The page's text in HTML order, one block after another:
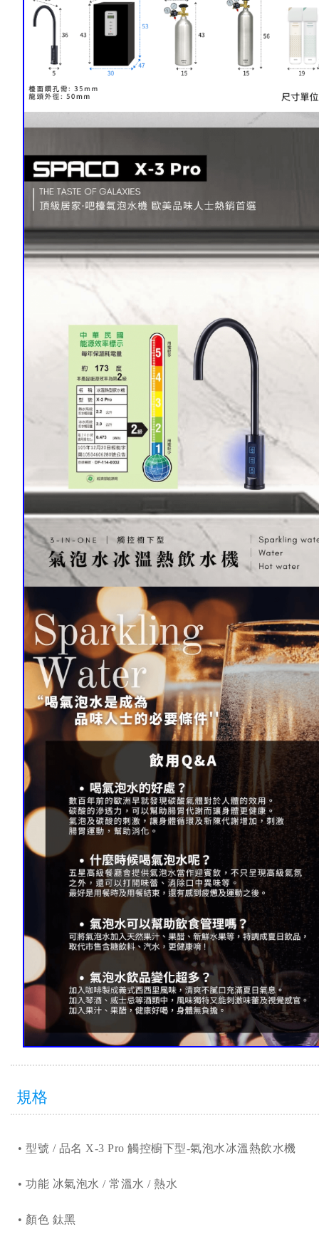
規格
• 型號 / 品名 X-3 Pro 觸控櫥下型-氣泡水冰溫熱飲水機
• 功能 冰氣泡水 / 常溫水 / 熱水
• 顏色 鈦黑